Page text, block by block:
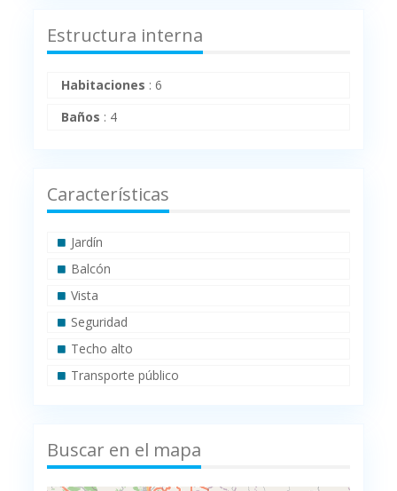
Estructura interna
Habitaciones :6
Baños : 4
Características
Jardín
Balcón
Vista
Seguridad
Techo alto
Transporte público
Buscar en el mapa